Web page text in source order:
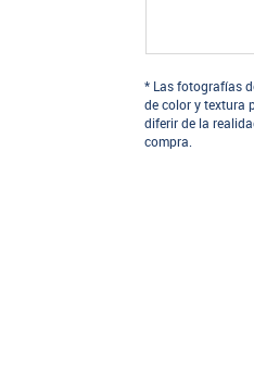
* Las fotografías
de color y textura
diferir de la
compra.